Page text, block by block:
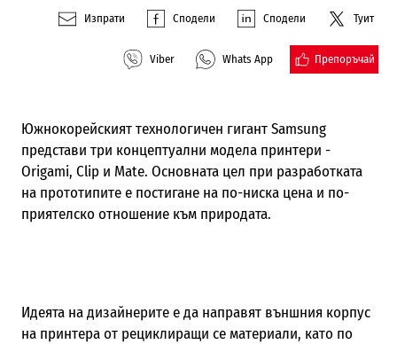
Изпрати Сподели Сподели Туит
Viber Whats App Препоръчай
Южнокорейският технологичен гигант Samsung
представи три концептуални модела принтери -
Origami, Clip и Mate. Основната цел при разработката
на прототипите е постигане на по-ниска цена и по-
приятелско отношение към природата.
Идеята на дизайнерите е да направят външния корпус
на принтера от рециклиращи се материали, като по